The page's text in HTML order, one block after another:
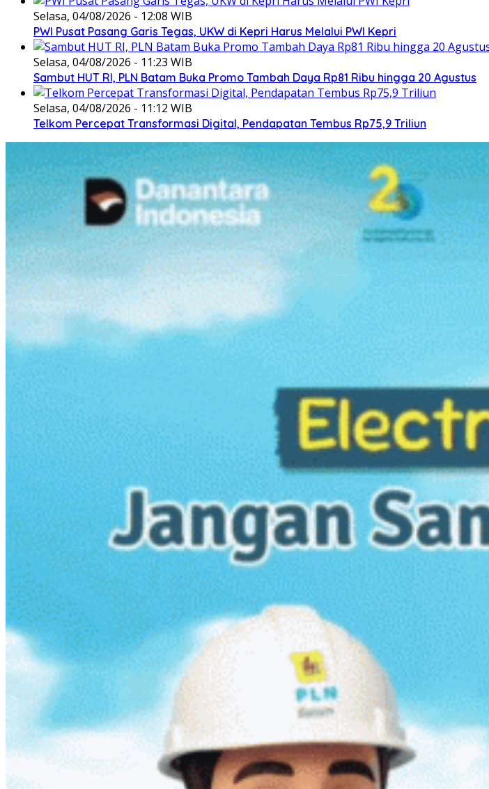
Selasa, 04/08/2026 - 12:08 WIB
PWI Pusat Pasang Garis Tegas, UKW di Kepri Harus Melalui PWI Kepri
Selasa, 04/08/2026 - 11:23 WIB
Sambut HUT RI, PLN Batam Buka Promo Tambah Daya Rp81 Ribu hingga 20 Agustus
Selasa, 04/08/2026 - 11:12 WIB
Telkom Percepat Transformasi Digital, Pendapatan Tembus Rp75,9 Triliun